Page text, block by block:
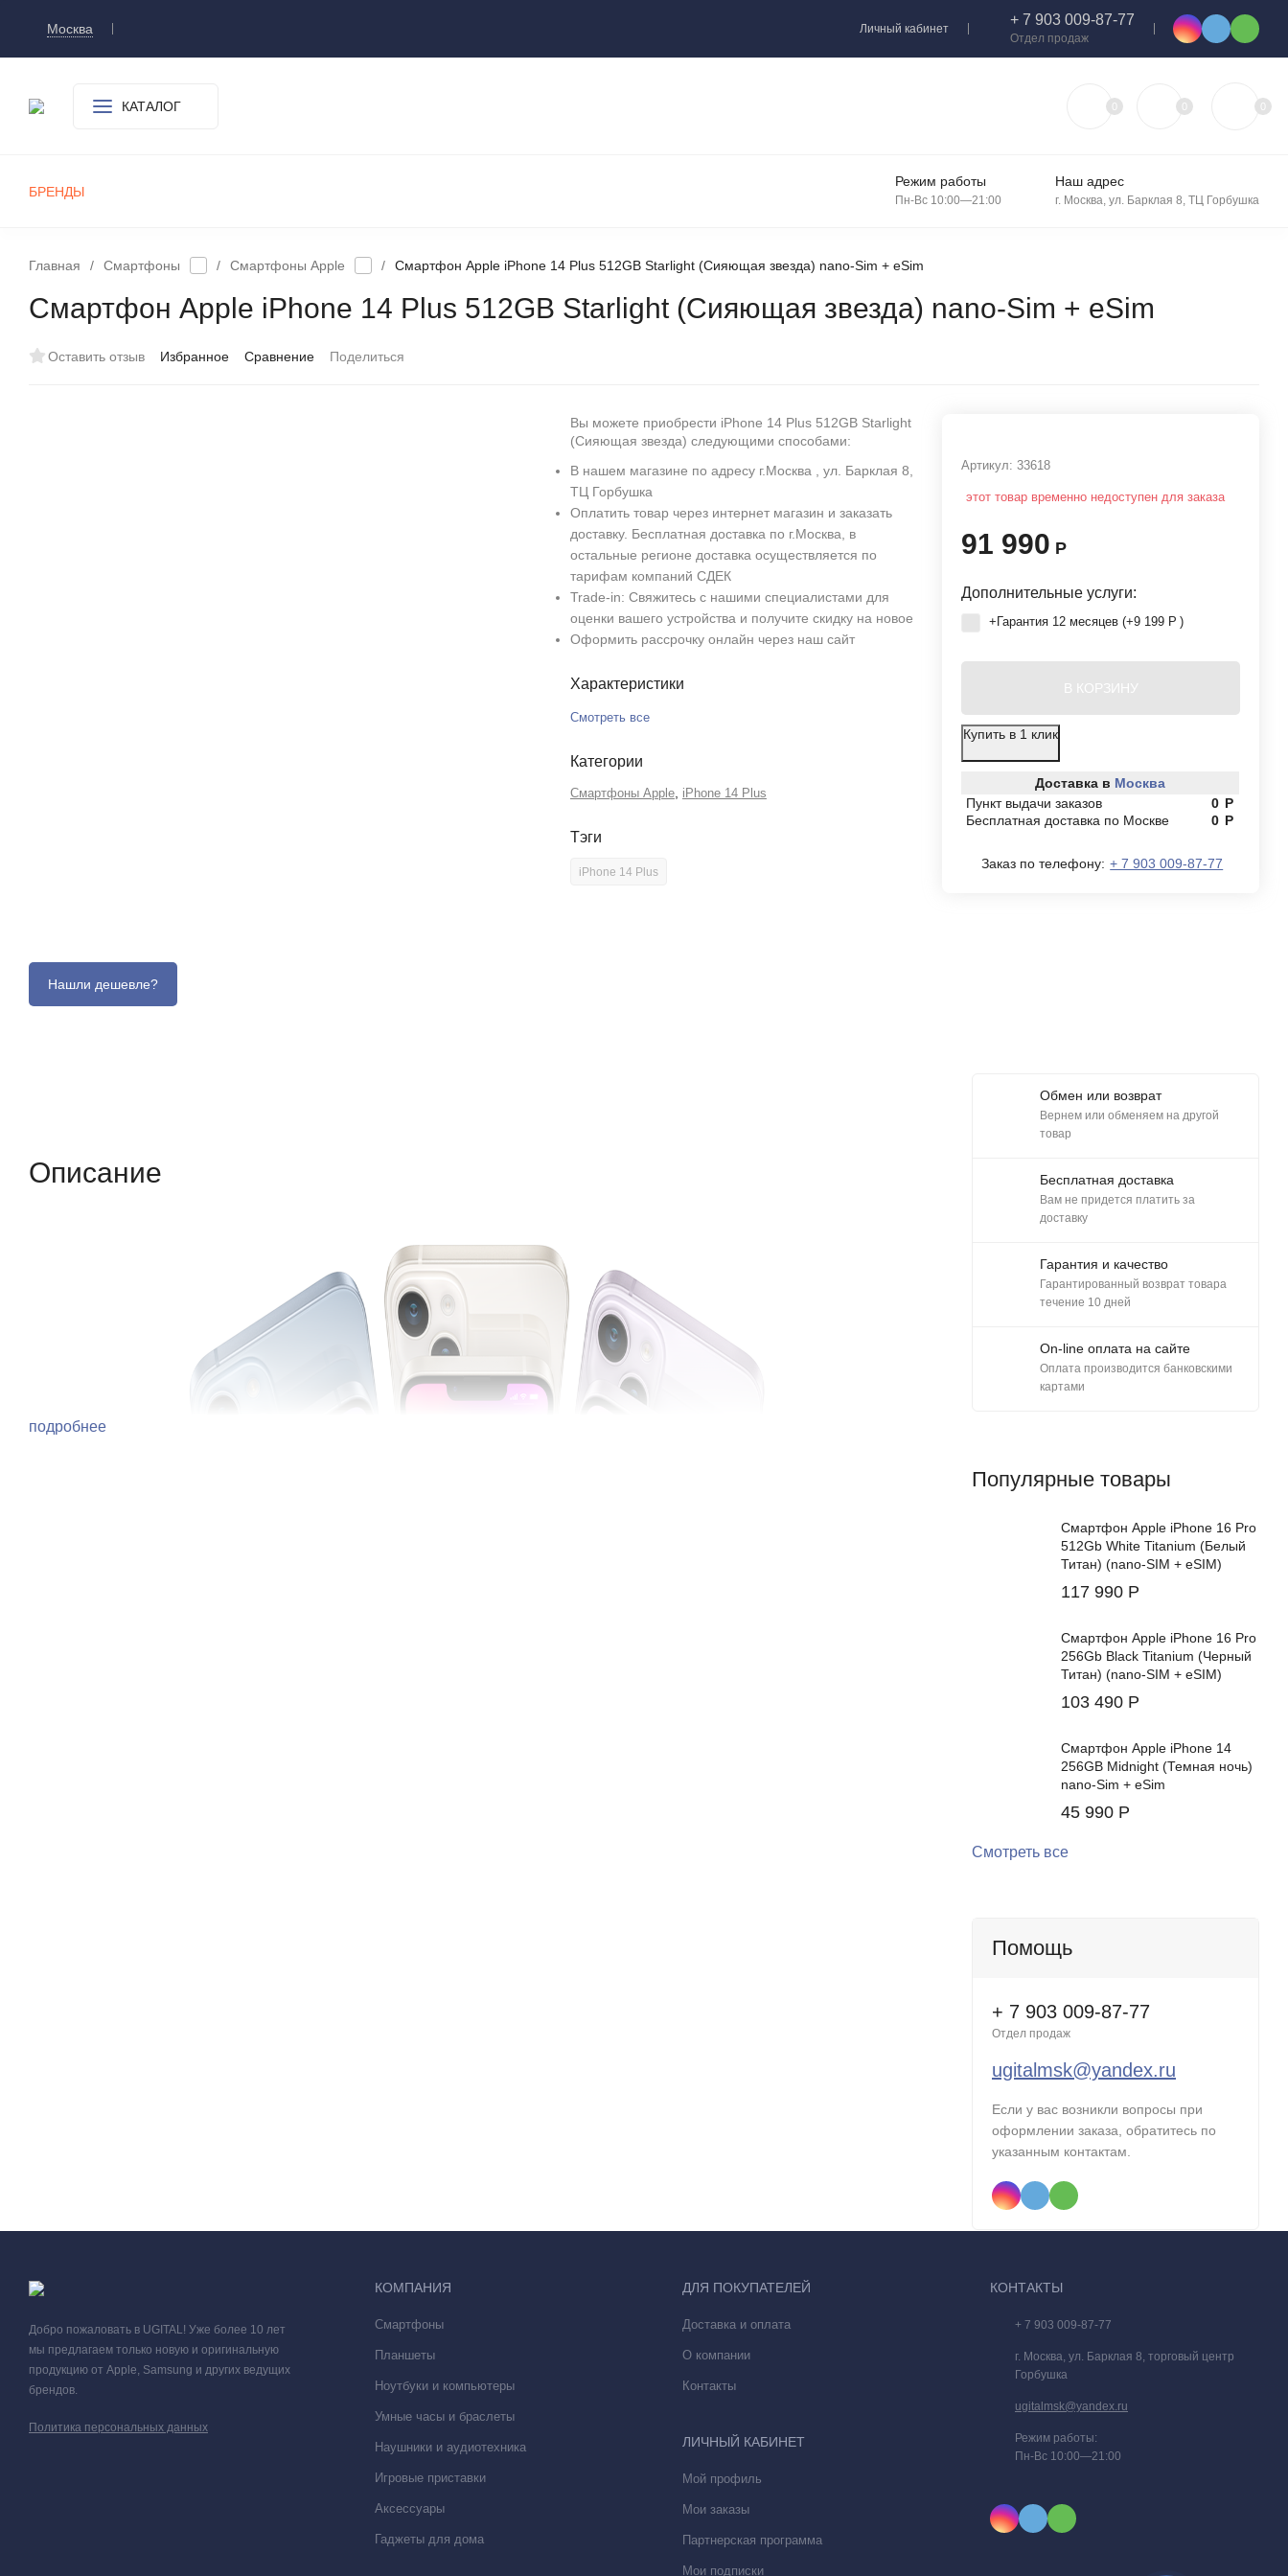
Москва Личный кабинет
+ 7 903 009-87-77
Отдел продаж
КАТАЛОГ 0 0 0
БРЕНДЫ
Режим работы
Пн-Вс 10:00—21:00
Наш адрес
г. Москва, ул. Барклая 8, ТЦ Горбушка
Главная / Смартфоны / Смартфоны Apple / Смартфон Apple iPhone 14 Plus 512GB Starlight (Сияющая звезда) nano-Sim + eSim
Смартфон Apple iPhone 14 Plus 512GB Starlight (Сияющая звезда) nano-Sim + eSim
Оставить отзыв Избранное Сравнение Поделиться
Вы можете приобрести iPhone 14 Plus 512GB Starlight
(Сияющая звезда) следующими способами:
В нашем магазине по адресу г.Москва , ул. Барклая 8,
ТЦ Горбушка
Оплатить товар через интернет магазин и заказать
доставку. Бесплатная доставка по г.Москва, в
остальные регионе доставка осуществляется по
тарифам компаний СДЕК
Trade-in: Свяжитесь с нашими специалистами для
оценки вашего устройства и получите скидку на новое
Оформить рассрочку онлайн через наш сайт
Характеристики
Смотреть все
Категории
Смартфоны Apple, iPhone 14 Plus
Тэги
iPhone 14 Plus
Артикул:33618
этот товар временно недоступен для заказа
91 990 Р
Дополнительные услуги:
+Гарантия 12 месяцев (+9 199 Р )
В КОРЗИНУ
Купить в 1 клик
Доставка в Москва
Пункт выдачи заказов
0 Р
Бесплатная доставка по Москве
0 Р
Заказ по телефону: + 7 903 009-87-77
Описание
Небольшие различия между версиями:
у Pro и Pro Max нет привычной «чёлки». Вместо неё появился «динамический остров в центре экрана» (Dynamic Island) — небольшая
«динамического острова» может на время увеличиваться, чтобы пользователь мог, например, переключить музыку;
более тонкие рамки у Pro версии (1,95 мм вместо 2,42 мм). Экран выглядит изящнее и больше.
Изменилась цветовая палитра. Купить модели можно в разных оттенках. Доступны:
светло-фиолетовый оттенок, чёрный, белый, красный, голубой;
подробнее
Обмен или возврат
Вернем или обменяем на другой
товар
Бесплатная доставка
Вам не придется платить за
доставку
Гарантия и качество
Гарантированный возврат товара
течение 10 дней
On-line оплата на сайте
Оплата производится банковскими
картами
Популярные товары
Смартфон Apple iPhone 16 Pro
512Gb White Titanium (Белый
Титан) (nano-SIM + eSIM)
117 990 Р
Смартфон Apple iPhone 16 Pro
256Gb Black Titanium (Черный
Титан) (nano-SIM + eSIM)
103 490 Р
Смартфон Apple iPhone 14
256GB Midnight (Темная ночь)
nano-Sim + eSim
45 990 Р
Смотреть все
Помощь
+ 7 903 009-87-77
Отдел продаж
ugitalmsk@yandex.ru
Если у вас возникли вопросы при
оформлении заказа, обратитесь по
указанным контактам.
Добро пожаловать в UGITAL! Уже более 10 лет
мы предлагаем только новую и оригинальную
продукцию от Apple, Samsung и других ведущих
брендов.
Политика персональных данных
КОМПАНИЯ
Смартфоны
Планшеты
Ноутбуки и компьютеры
Умные часы и браслеты
Наушники и аудиотехника
Игровые приставки
Аксессуары
Гаджеты для дома
ДЛЯ ПОКУПАТЕЛЕЙ
Доставка и оплата
О компании
Контакты
ЛИЧНЫЙ КАБИНЕТ
Мой профиль
Мои заказы
Партнерская программа
Мои подписки
КОНТАКТЫ
+ 7 903 009-87-77
г. Москва, ул. Барклая 8, торговый центр
Горбушка
ugitalmsk@yandex.ru
Режим работы:
Пн-Вс 10:00—21:00